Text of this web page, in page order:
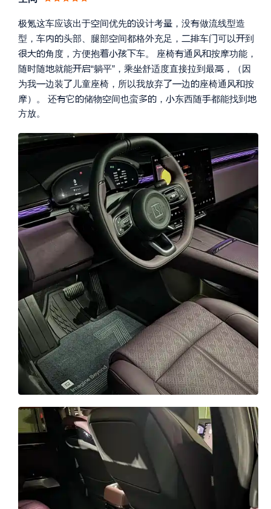
极氪这车应该出于间优先设计考 ，没做流线型造
型，车头部、腿部间都格充足， 车可以到
角度，方便抱车。 座椅通风按摩功能，
随时随就能“躺平” ，乘舒适度直接拉到最 ，（因
为我边装 儿童座椅，所以我放弃边座椅通风按
摩）。 还它储物间也蛮 ， 东西随都能找到 
方放。